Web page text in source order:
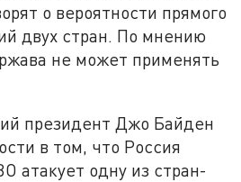
о вероятности прямого
двух стран. По мнению
не может применять
президент Джо Байден
в том, что Россия
атакует одну из стран-